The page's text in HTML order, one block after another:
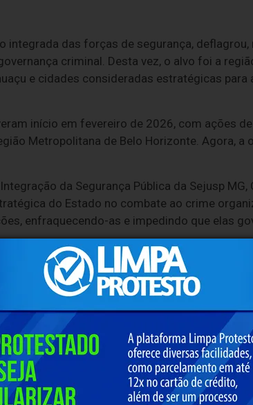
integrada das forças de segurança,
criminal. Desta vez, o alvo foi a
e cidades consideradas estratégicas
início em fevereiro de 2026, com ações
Metropolitana de Belo Horizonte. Agora, a
da Segurança Pública da Sejusp MG,
do Estado no combate ao crime
enfraquecendo-as e impedindo que elas
nesta quinta-feira (14/5), os
na Zona da Mata. Ao todo, 11 prisões
prisão foram cumpridos nas cidades de
coordenadas pela
Secretaria de Estado
das políciasMilitar Civil,Penale Federal.
os policiais apreenderam drogas, dinheiro,
e Manhumirim. A ação reuniu